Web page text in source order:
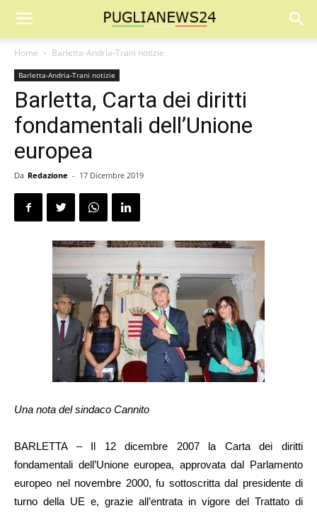
Home Barletta-Andria-Trani notizie
Barletta-Andria-Trani notizie
Barletta, Carta dei diritti
fondamentali dell’Unione
europea
Da Redazione - 17 Dicembre 2019
Una nota del sindaco Cannito
BARLETTA – Il 12 dicembre 2007 la Carta dei diritti
fondamentali dell’Unione europea, approvata dal Parlamento
europeo nel novembre 2000, fu sottoscritta dal presidente di
turno della UE e, grazie all’entrata in vigore del Trattato di